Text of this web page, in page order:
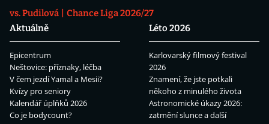
vs. Pudilová
Chance Liga 2026/27
Aktuálně
Epicentrum
Neštovice: příznaky, léčba
V čem jezdí Yamal a Mesii?
Kvízy pro seniory
Kalendář úplňků 2026
Co je bodycount?
Léto 2026
Karlovarský filmový festival
2026
Znamení, že jste potkali
někoho z minulého života
Astronomické úkazy 2026:
zatmění slunce a další